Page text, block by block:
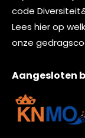
code
Lees hierop
onze
Aangesloten